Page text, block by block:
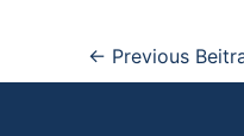
← Previous